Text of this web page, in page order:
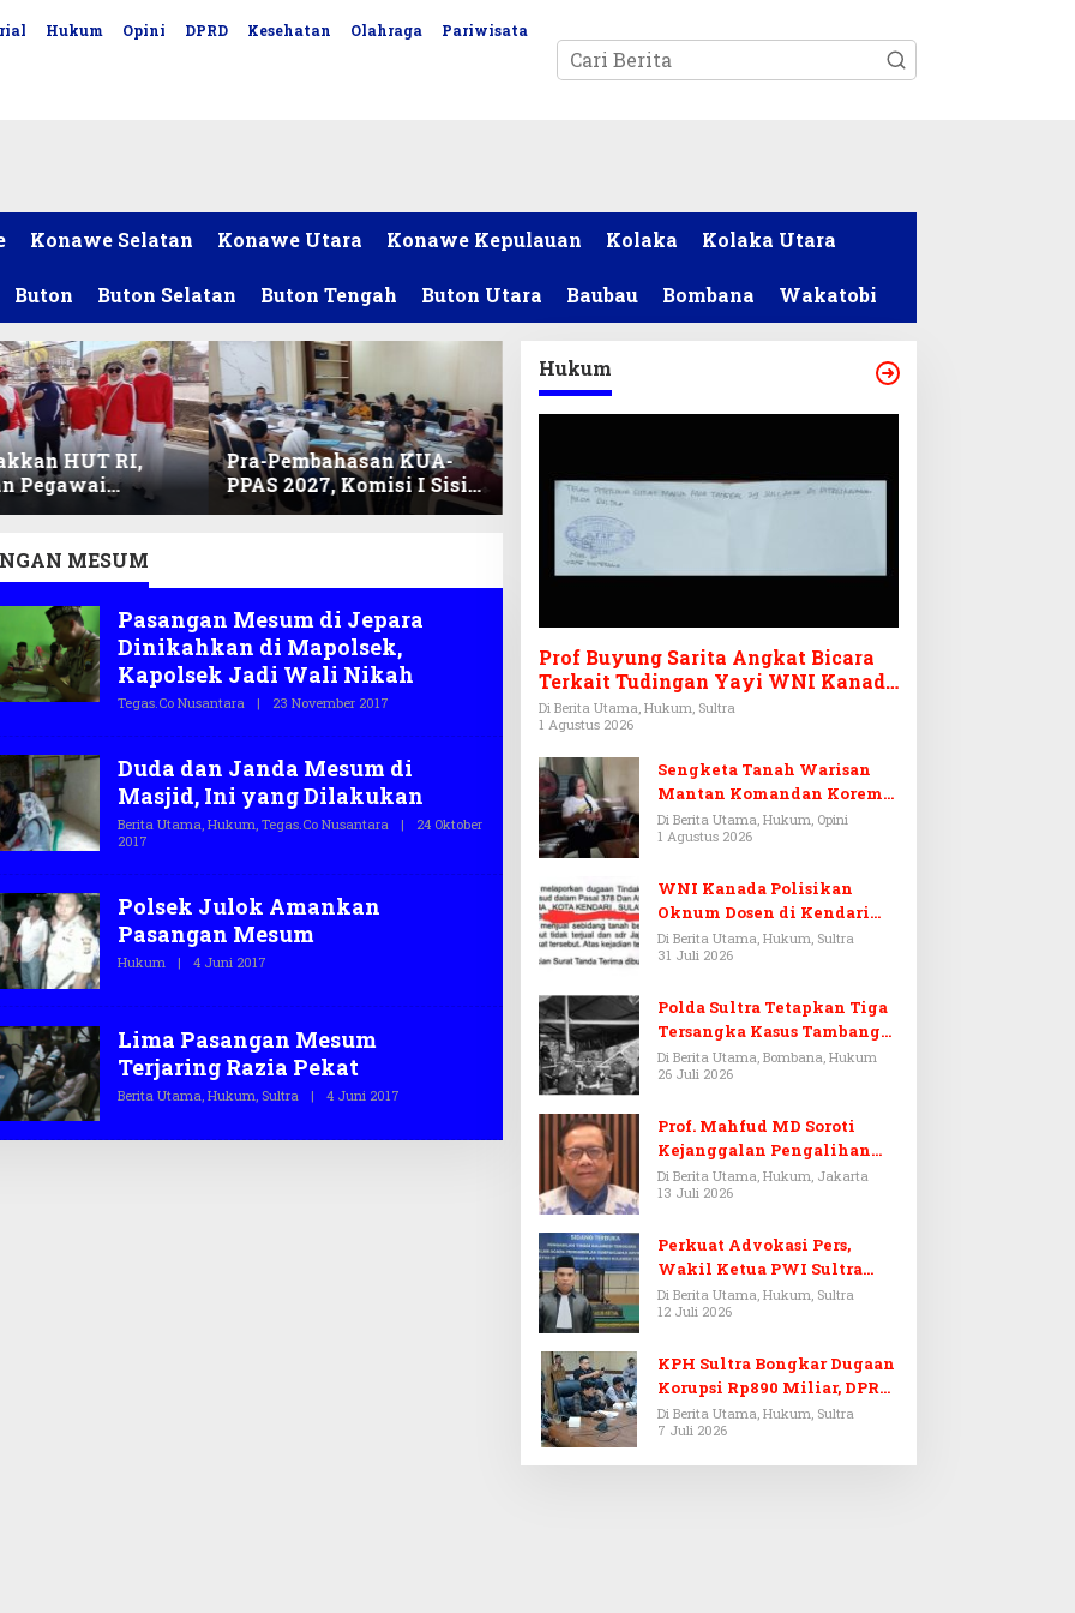
Hukum Opini DPRD Kesehatan Olahraga Pariwisata
Konawe Selatan Konawe Utara Konawe Kepulauan Kolaka Kolaka Utara
Buton Buton Selatan Buton Tengah Buton Utara Baubau Bombana Wakatobi
HUT RI,
Pegawai
DPRD Sultra
Pra-Pembahasan KUA-
PPAS 2027, Komisi I Sisir
Program Prioritas
MESUM
Pasangan Mesum di Jepara
Dinikahkan di Mapolsek,
Kapolsek Jadi Wali Nikah
Tegas.co Nusantara | 23 November 2017
E
T
G
C
Duda dan Janda Mesum di
Masjid, Ini yang Dilakukan
Berita Utama, Hukum, Tegas.co Nusantara |
24 Oktober
2017
E
T
G
A
C
Polsek Julok Amankan
Pasangan Mesum
Hukum | 4 Juni 2017
H
E
G
A
S
Lima Pasangan Mesum
Terjaring Razia Pekat
Berita Utama Hukum Sultra | 4 Juni 2017
H
Hukum
Prof Buyung Sarita Angkat Bicara
Terkait Tudingan Yayi WNI Kanada
Ditagih Utang Rp3,6 Miliar
Di Berita Utama, Hukum, Sultra
1 Agustus 2026
Sengketa Tanah Warisan
Mantan Komandan Korem
143/HO, Ketika Warisan
Menjadi Arena Pemerasan
Di Berita Utama, Hukum, Opini
1 Agustus 2026
WNI Kanada Polisikan
Oknum Dosen di Kendari
Terkait Aset Puluhan Miliar
Di Berita Utama, Hukum, Sultra
31 Juli 2026
Polda Sultra Tetapkan Tiga
Tersangka Kasus Tambang
Emas Ilegal di Bombana
Di Berita Utama, Bombana, Hukum
26 Juli 2026
Prof. Mahfud MD Soroti
Kejanggalan Pengalihan
Penyelidikan Tersangka
Febrie Adriansyah
Di Berita Utama, Hukum, Jakarta
13 Juli 2026
Perkuat Advokasi Pers,
Wakil Ketua PWI Sultra
Resmi Dilantik Menjadi
Advokat PERADI
Di Berita Utama, Hukum, Sultra
12 Juli 2026
KPH Sultra Bongkar Dugaan
Korupsi Rp890 Miliar, DPRD
Sultra Gelar RDP
Di Berita Utama, Hukum, Sultra
7 Juli 2026